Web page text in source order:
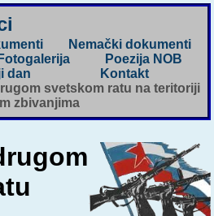
Nemački dokumenti
Fotogalerija
Poezija NOB
dan
Kontakt
svetskom ratu na teritoriji
zbivanjima